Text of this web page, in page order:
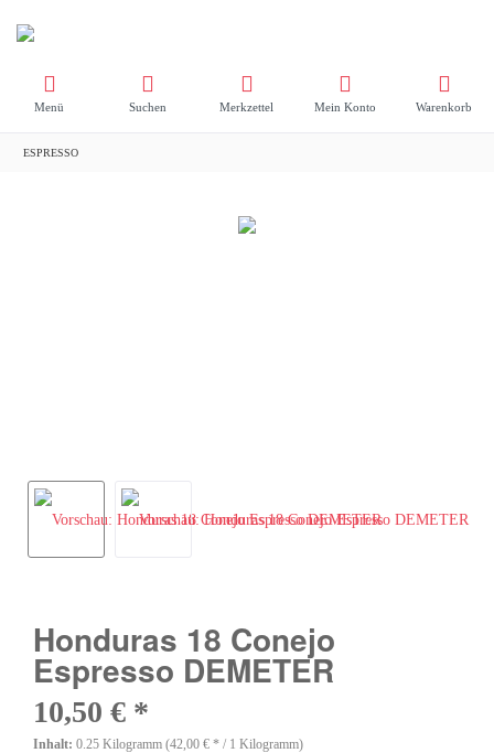
Menü Warenkorb
Merkzettel Mein Konto
Suchen
ESPRESSO
Honduras 18 Conejo
Espresso DEMETER
10,50 € *
Inhalt: 0.25 Kilogramm (42,00 € * / 1 Kilogramm)